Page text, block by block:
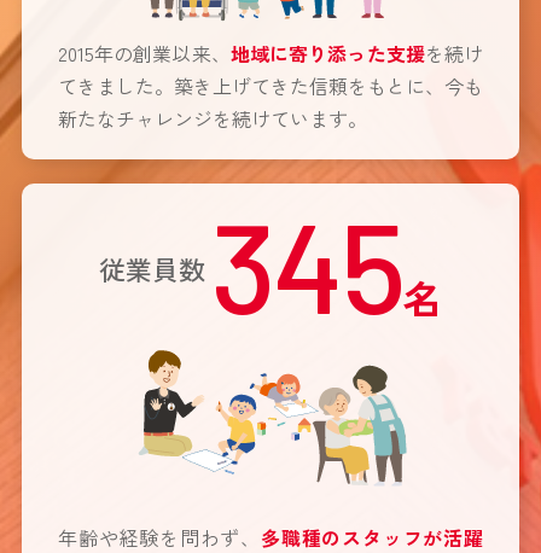
2015年の創業以来、 地域に寄り添った支援を続け
てきました。築き上げてきた信頼をもとに、今も
新たなチャレンジを続けています。
従業員数 345名
年齢や経験を問わず、 多職種のスタッフが活躍